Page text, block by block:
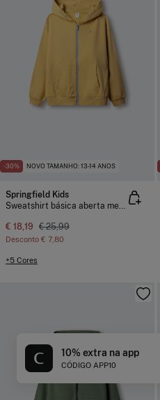
-30% NOVO TAMANHO: 13-14 ANOS
Springfield Kids
Sweatshirt básica aberta menino
€ 18,19 € 25,99
Desconto € 7,80
+5 Cores
10% extra na app
CÓDIGO APP10